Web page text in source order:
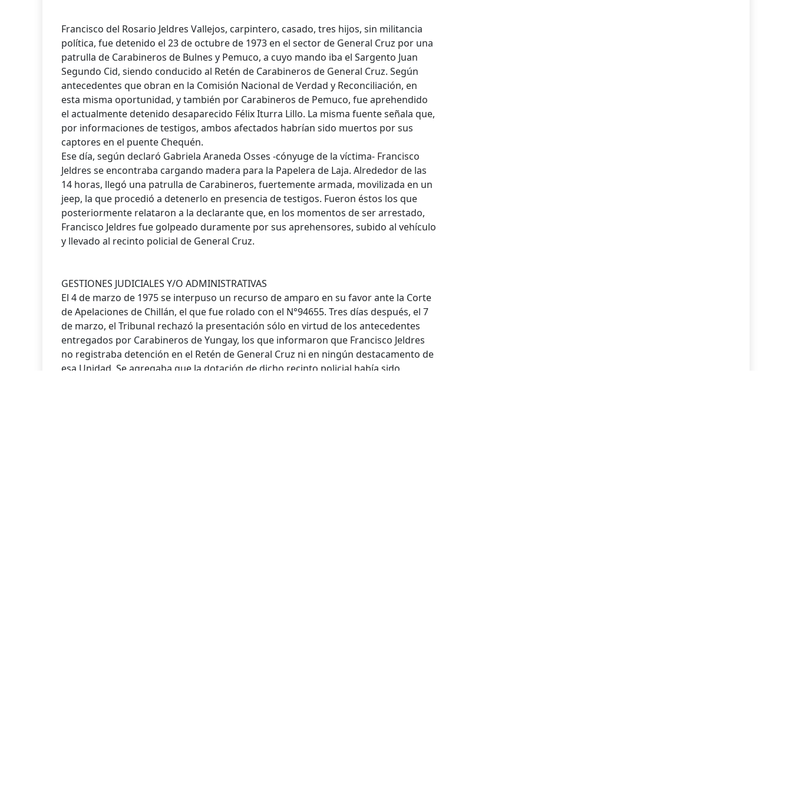
Francisco del Rosario Jeldres Vallejos, carpintero, casado, tres hijos, sin militancia
política, fue detenido el 23 de octubre de 1973 en el sector de General Cruz por una
patrulla de Carabineros de Bulnes y Pemuco, a cuyo mando iba el Sargento Juan
Segundo Cid, siendo conducido al Retén de Carabineros de General Cruz. Según
antecedentes que obran en la Comisión Nacional de Verdad y Reconciliación, en
esta misma oportunidad, y también por Carabineros de Pemuco, fue aprehendido
el actualmente detenido desaparecido Félix Iturra Lillo. La misma fuente señala que,
por informaciones de testigos, ambos afectados habrían sido muertos por sus
captores en el puente Chequén.
Ese día, según declaró Gabriela Araneda Osses -cónyuge de la víctima- Francisco
Jeldres se encontraba cargando madera para la Papelera de Laja. Alrededor de las
14 horas, llegó una patrulla de Carabineros, fuertemente armada, movilizada en un
jeep, la que procedió a detenerlo en presencia de testigos. Fueron éstos los que
posteriormente relataron a la declarante que, en los momentos de ser arrestado,
Francisco Jeldres fue golpeado duramente por sus aprehensores, subido al vehículo
y llevado al recinto policial de General Cruz.
GESTIONES JUDICIALES Y/O ADMINISTRATIVAS
El 4 de marzo de 1975 se interpuso un recurso de amparo en su favor ante la Corte
de Apelaciones de Chillán, el que fue rolado con el N°94655. Tres días después, el 7
de marzo, el Tribunal rechazó la presentación sólo en virtud de los antecedentes
entregados por Carabineros de Yungay, los que informaron que Francisco Jeldres
no registraba detención en el Retén de General Cruz ni en ningún destacamento de
esa Unidad. Se agregaba que la dotación de dicho recinto policial había sido